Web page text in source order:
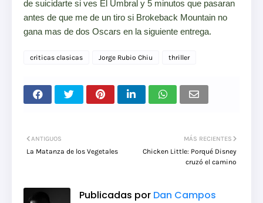
de suicidarte si ves El Umbral y 5 minutos que pasaran
antes de que me de un tiro si Brokeback Mountain no
gana mas de dos Oscars en la siguiente entrega.
criticas clasicas Jorge Rubio Chiu thriller
MÁS RECIENTES
Chicken Little: Porqué Disney
cruzó el camino
ANTIGUOS
La Matanza de los Vegetales
Publicadas por Dan Campos